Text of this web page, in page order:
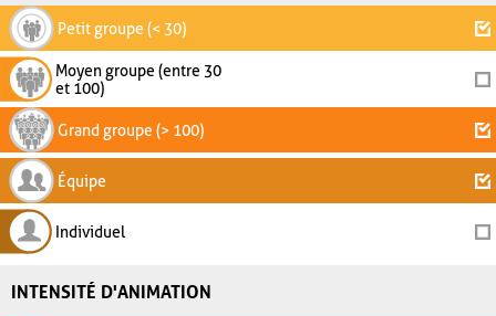
Petit groupe (< 30)
Moyen groupe (entre 30
et 100)
Grand groupe (> 100)
Équipe
Individuel
INTENSITÉ D'ANIMATION